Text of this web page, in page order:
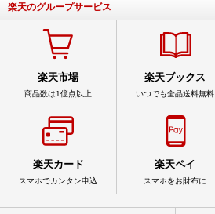
楽天のグループサービス
楽天市場
商品数は1億点以上
楽天ブックス
いつでも全品送料無料
楽天カード
スマホでカンタン申込
楽天ペイ
スマホをお財布に